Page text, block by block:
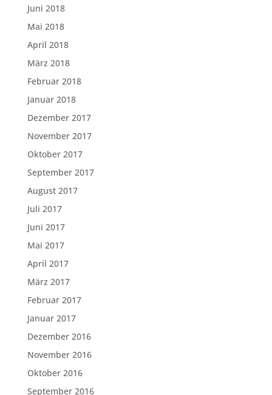
Juni 2018
Mai 2018
April 2018
März 2018
Februar 2018
Januar 2018
Dezember 2017
November 2017
Oktober 2017
September 2017
August 2017
Juli 2017
Juni 2017
Mai 2017
April 2017
März 2017
Februar 2017
Januar 2017
Dezember 2016
November 2016
Oktober 2016
September 2016